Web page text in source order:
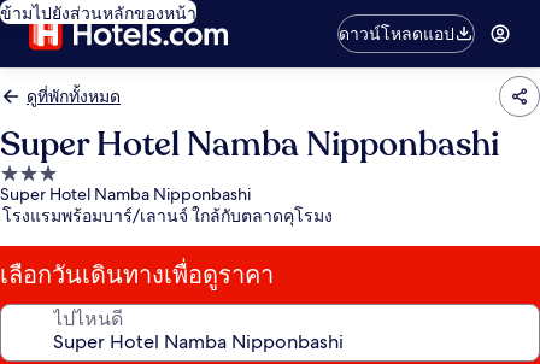
ข้ามไปยังส่วนหลักของหน้า
ดาวน์โหลดแอป
ดูที่พักทั้งหมด
Super Hotel Namba Nipponbashi
ที่พัก
3.0
Super Hotel Namba Nipponbashi
โรงแรมพร้อมบาร์/เลานจ์ ใกล้กับตลาดคุโรมง
เลือกวันเดินทางเพื่อดูราคา
ไปไหนดี